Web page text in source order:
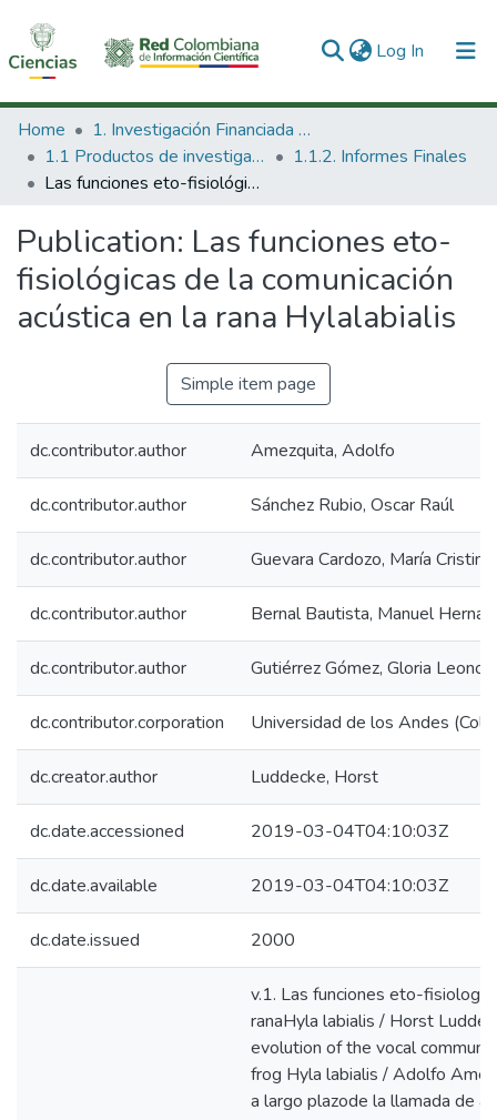
Log In (current)
Communities & Collections
All of DSpace
Home
1. Investigación Financiada con Recursos Públicos
1.1 Productos de investigación
1.1.2. Informes Finales
Las funciones eto-fisiológicas de la comunicación acústica en la rana Hylalabialis
Publication: Las funciones eto-
fisiológicas de la comunicación
acústica en la rana Hylalabialis
Simple item page
dc.contributor.author Amezquita, Adolfo
dc.contributor.author Sánchez Rubio, Oscar Raúl
dc.contributor.author Guevara Cardozo, María Cristina
dc.contributor.author Bernal Bautista, Manuel
dc.contributor.author Gutiérrez Gómez, Gloria Leonor
dc.contributor.corporation Universidad de los Andes
dc.creator.author Luddecke, Horst
dc.date.accessioned 2019-03-04T04:10:03Z
dc.date.available 2019-03-04T04:10:03Z
dc.date.issued 2000
v.1. Las funciones eto-
ranaHyla labialis / Horst
evolution of the vocal
frog Hyla labialis / Adolfo
a largo plazode la llamada de